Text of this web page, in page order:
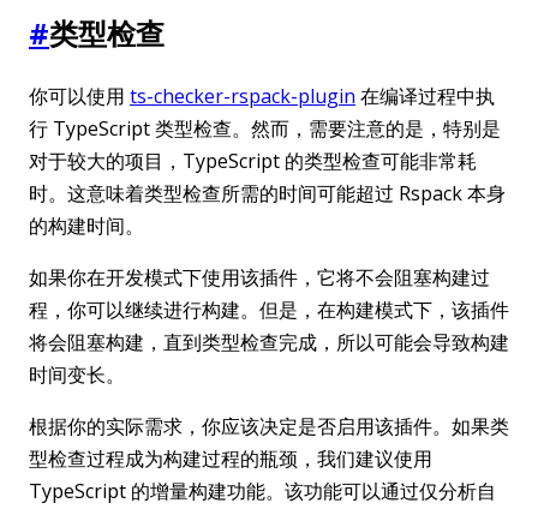
#类型检查
你可以使用 ts-checker-rspack-plugin 在编译过程中执
行 TypeScript 类型检查。然而，需要注意的是，特别是
对于较大的项目，TypeScript 的类型检查可能非常耗
时。这意味着类型检查所需的时间可能超过 Rspack 本身
的构建时间。
如果你在开发模式下使用该插件，它将不会阻塞构建过
程，你可以继续进行构建。但是，在构建模式下，该插件
将会阻塞构建，直到类型检查完成，所以可能会导致构建
时间变长。
根据你的实际需求，你应该决定是否启用该插件。如果类
型检查过程成为构建过程的瓶颈，我们建议使用
TypeScript 的增量构建功能。该功能可以通过仅分析自